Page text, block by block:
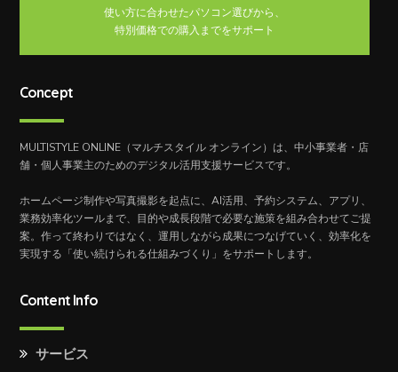
使い方に合わせたパソコン選びから、
特別価格での購入までをサポート
Concept
MULTISTYLE ONLINE（マルチスタイル オンライン）は、中小事業者・店
舗・個人事業主のためのデジタル活用支援サービスです。
ホームページ制作や写真撮影を起点に、AI活用、予約システム、アプリ、
業務効率化ツールまで、目的や成長段階で必要な施策を組み合わせてご提
案。作って終わりではなく、運用しながら成果につなげていく、効率化を
実現する「使い続けられる仕組みづくり」をサポートします。
Content Info
サービス